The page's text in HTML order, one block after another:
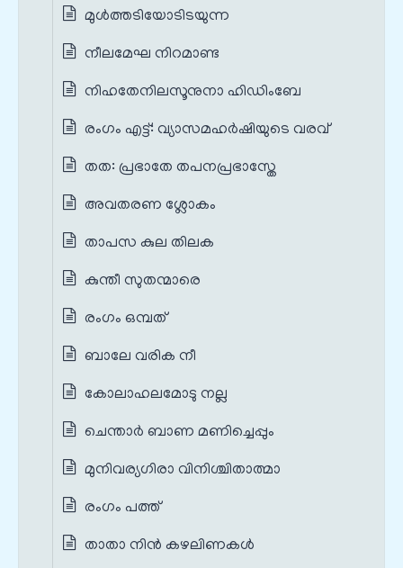
മുള്‍ത്തടിയോടിടയുന്ന
നീലമേഘ നിറമാണ്ട
നിഹതേനിലസൂനുനാ ഹിഡിംബേ
രംഗം എട്ട്: വ്യാസമഹർഷിയുടെ വരവ്
തത: പ്രഭാതേ തപനപ്രഭാസ്തേ
അവതരണ ശ്ലോകം
താപസ കുല തിലക
കുന്തീ സുതന്മാരെ
രംഗം ഒമ്പത്
ബാലേ വരിക നീ
കോലാഹലമോടു നല്ല
ചെന്താര്‍ ബാണ മണിച്ചെപ്പും
മുനിവര്യഗിരാ വിനിശ്ചിതാത്മാ
രംഗം പത്ത്
താതാ നിന്‍ കഴലിണകള്‍